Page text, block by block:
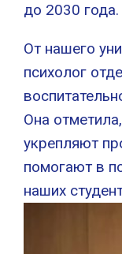
до 2030 года.
От нашего
психолог
Она
укрепляют
помогают в
наших